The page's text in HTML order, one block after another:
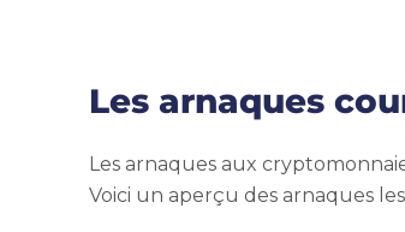
Les arnaques
Les arnaques aux
Voici un aperçu des arnaques